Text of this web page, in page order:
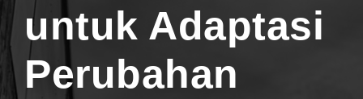
untuk Adaptasi
Perubahan